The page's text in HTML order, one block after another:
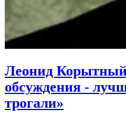
Леонид
обсуждения -
трогали»